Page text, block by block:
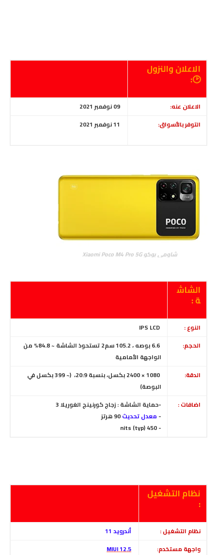
الاعلان والنزول
🕑:
الاعلان عنه:
09 نوفمبر 2021
التوفر بالأسواق:
11 نوفمبر 2021
شاومي بوكو Xiaomi Poco M4 Pro 5G
الشاش
ة :
النوع :
IPS LCD
الحجم:
6.6 بوصه ، 105.2 سم2 تستحوذ الشاشة
~ 84.8% من
الواجهة الأمامية
الدقة:
1080 × 2400 بكسل، بنسبة 20:9، (~ 399 بكسل في
البوصة)
اضافات :
-حماية الشاشة :زجاج كورنينج الغوريلا 3
- معدل تحديث90 هرتز
- 450 nits (typ)
نظام التشغيل
:
نظام التشغيل :
أندرويد 11
واجهة مستخدم:
MIUI 12.5